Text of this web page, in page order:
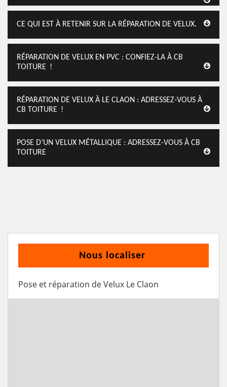
CE QUI EST À RETENIR SUR LA RÉPARATION DE VELUX.
RÉPARATION DE VELUX EN PVC : CONFIEZ-LA À CB
TOITURE !
RÉPARATION DE VELUX À LE CLAON : ADRESSEZ-VOUS À
CB TOITURE !
POSE D’UN VELUX MÉTALLIQUE : ADRESSEZ-VOUS À CB
TOITURE
Nous localiser
Pose et réparation de Velux Le Claon